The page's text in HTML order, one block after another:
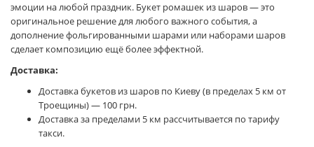
эмоции на любой праздник. Букет ромашек из шаров — это
оригинальное решение для любого важного события, а
дополнение фольгированными шарами или наборами шаров
сделает композицию ещё более эффектной.
Доставка:
Доставка букетов из шаров по Киеву (в пределах 5 км от
Троещины) — 100 грн.
Доставка за пределами 5 км рассчитывается по тарифу
такси.